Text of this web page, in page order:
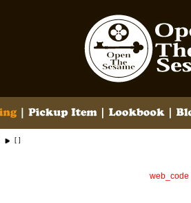
[ ]
web_code